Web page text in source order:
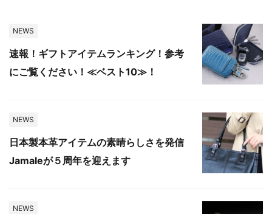
NEWS
速報！ギフトアイテムランキング！参考
にご覧ください！≪ベスト10≫！
NEWS
日本製本革アイテムの素晴らしさを発信
Jamaleが５周年を迎えます
NEWS